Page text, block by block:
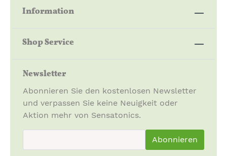
Information
Shop Service
Newsletter
Abonnieren Sie den kostenlosen Newsletter
und verpassen Sie keine Neuigkeit oder
Aktion mehr von Sensatonics.
Abonnieren